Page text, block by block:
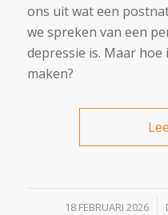
ons uit wat een
we spreken van een
depressie is. Maar
maken?
18 FEBRUARI 2026
/